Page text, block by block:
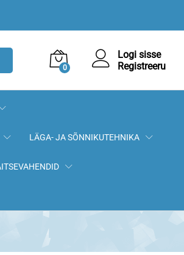
0
Logi sisse
Registreeru
LÄGA- JA SÕNNIKUTEHNIKA